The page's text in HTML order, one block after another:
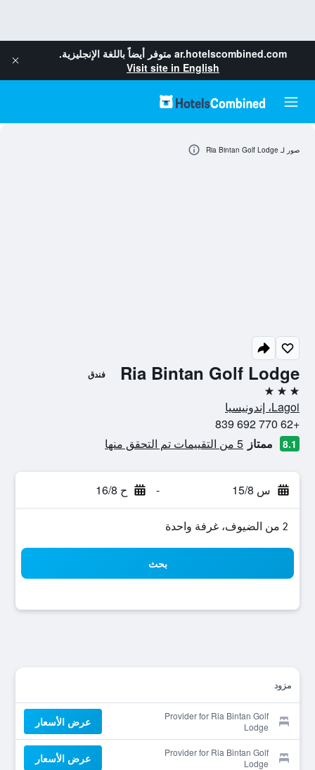
ar.hotelscombined.com متوفر أيضاً باللغة الإنجليزية.
Visit site in English
Ria Bintan Golf Lodge فندق
3 نجوم
Lagoi، إندونيسيا
+62 770 692 839
8.1 ممتاز 5 من التقييمات تم التحقق منها
س 15/8 - ح 16/8
2 من الضيوف، غرفة واحدة
بحث
مزود
Provider for Ria Bintan Golf
Lodge
عرض الأسعار
Provider for Ria Bintan Golf
Lodge
عرض الأسعار
صور لـ Ria Bintan Golf Lodge